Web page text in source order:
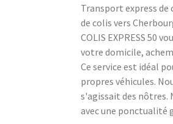
Transport express
de colis vers
COLIS EXPRESS 50
votre domicile,
Ce service est idéal
propres véhicules.
s'agissait des nôtres.
avec une ponctualité